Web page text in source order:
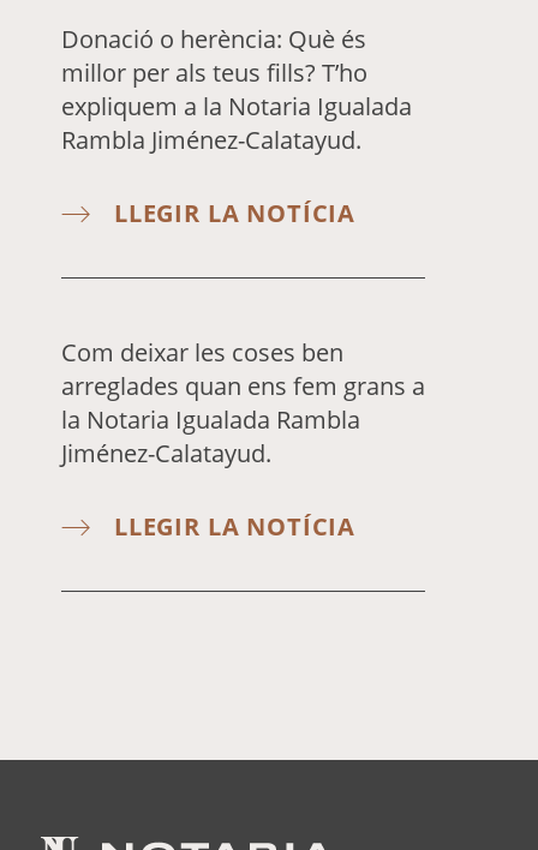
Donació o herència: Què és
millor per als teus fills? T’ho
expliquem a la Notaria Igualada
Rambla Jiménez-Calatayud.
LLEGIR LA NOTÍCIA
Com deixar les coses ben
arreglades quan ens fem grans a
la Notaria Igualada Rambla
Jiménez-Calatayud.
LLEGIR LA NOTÍCIA